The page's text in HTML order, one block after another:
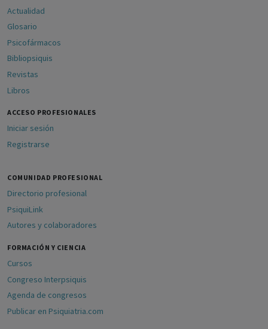
Actualidad
Glosario
Psicofármacos
Bibliopsiquis
Revistas
Libros
ACCESO PROFESIONALES
Iniciar sesión
Registrarse
COMUNIDAD PROFESIONAL
Directorio profesional
PsiquiLink
Autores y colaboradores
FORMACIÓN Y CIENCIA
Cursos
Congreso Interpsiquis
Agenda de congresos
Publicar en Psiquiatria.com